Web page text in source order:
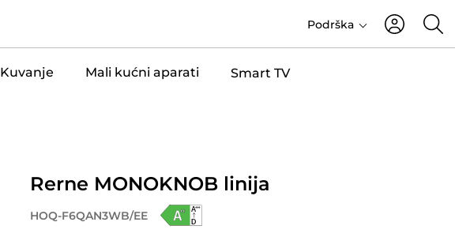
Podrška
Kuvanje Mali kućni aparati Smart TV
Rerne MONOKNOB linija
HOQ-F6QAN3WB/EE